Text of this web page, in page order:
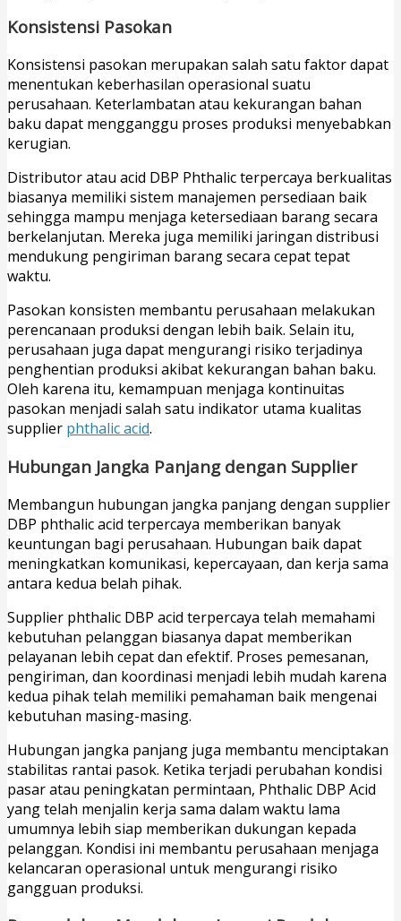
Konsistensi Pasokan
Konsistensi pasokan merupakan salah satu faktor dapat
menentukan keberhasilan operasional suatu
perusahaan. Keterlambatan atau kekurangan bahan
baku dapat mengganggu proses produksi menyebabkan
kerugian.
Distributor atau acid DBP Phthalic terpercaya berkualitas
biasanya memiliki sistem manajemen persediaan baik
sehingga mampu menjaga ketersediaan barang secara
berkelanjutan. Mereka juga memiliki jaringan distribusi
mendukung pengiriman barang secara cepat tepat
waktu.
Pasokan konsisten membantu perusahaan melakukan
perencanaan produksi dengan lebih baik. Selain itu,
perusahaan juga dapat mengurangi risiko terjadinya
penghentian produksi akibat kekurangan bahan baku.
Oleh karena itu, kemampuan menjaga kontinuitas
pasokan menjadi salah satu indikator utama kualitas
supplier phthalic acid.
Hubungan Jangka Panjang dengan Supplier
Membangun hubungan jangka panjang dengan supplier
DBP phthalic acid terpercaya memberikan banyak
keuntungan bagi perusahaan. Hubungan baik dapat
meningkatkan komunikasi, kepercayaan, dan kerja sama
antara kedua belah pihak.
Supplier phthalic DBP acid terpercaya telah memahami
kebutuhan pelanggan biasanya dapat memberikan
pelayanan lebih cepat dan efektif. Proses pemesanan,
pengiriman, dan koordinasi menjadi lebih mudah karena
kedua pihak telah memiliki pemahaman baik mengenai
kebutuhan masing-masing.
Hubungan jangka panjang juga membantu menciptakan
stabilitas rantai pasok. Ketika terjadi perubahan kondisi
pasar atau peningkatan permintaan, Phthalic DBP Acid
yang telah menjalin kerja sama dalam waktu lama
umumnya lebih siap memberikan dukungan kepada
pelanggan. Kondisi ini membantu perusahaan menjaga
kelancaran operasional untuk mengurangi risiko
gangguan produksi.